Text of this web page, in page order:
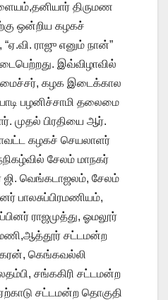
திருமண
ஒன்றிய கழகச்
ராஜு எனும் நான்”
இவ்விழாவில்
கழக இடைக்கால
பழனிச்சாமி தலைமை
முதல் பிரதியை ஆர்.
கழகச் செயலாளர்
சேலம் மாநகர்
வெங்கடாஜலம், சேலம்
பாலசுப்பிரமணியம்,
ராஜமுத்து, ஓமலூர்
மணி,ஆத்தூர் சட்டமன்ற
கெங்கவல்லி
சங்ககிரி சட்டமன்ற
சட்டமன்ற தொகுதி